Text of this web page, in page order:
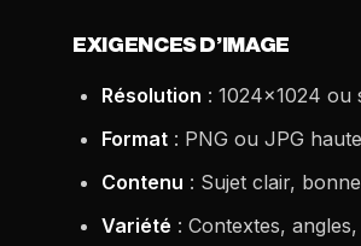
EXIGENCES D’IMAGE
Résolution : 1024x1024 ou
Format : PNG ou JPG
Contenu : Sujet clair,
Variété : Contextes,